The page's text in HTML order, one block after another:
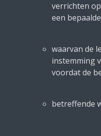
verrichten
een
waarvan de
instemming
voordat de
betreffende